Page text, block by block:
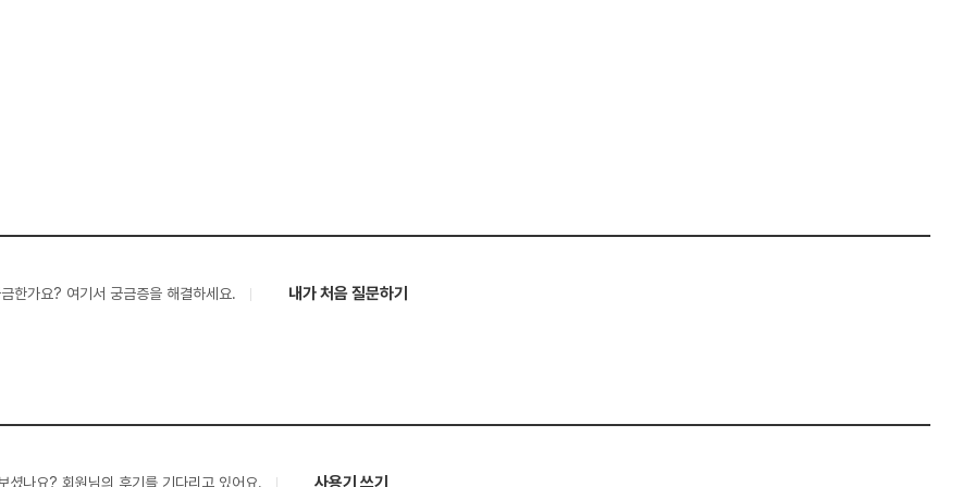
한가요? 여기서 궁금증을 해결하세요. 내가 처음 질문하기
셨나요? 회원님의 후기를 기다리고 있어요. 사용기 쓰기